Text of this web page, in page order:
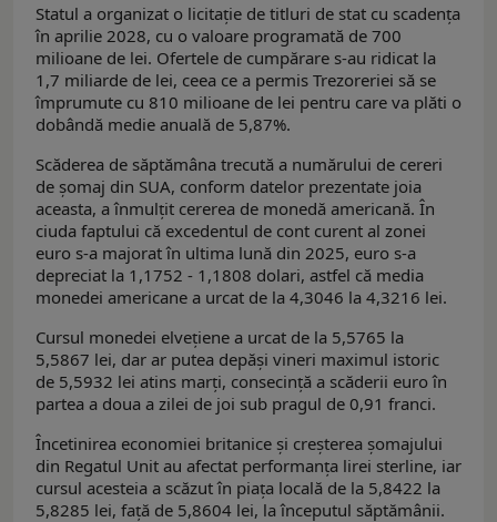
Statul a organizat o licitație de titluri de stat cu scadența
în aprilie 2028, cu o valoare programată de 700
milioane de lei. Ofertele de cumpărare s-au ridicat la
1,7 miliarde de lei, ceea ce a permis Trezoreriei să se
împrumute cu 810 milioane de lei pentru care va plăti o
dobândă medie anuală de 5,87%.
Scăderea de săptămâna trecută a numărului de cereri
de șomaj din SUA, conform datelor prezentate joia
aceasta, a înmulțit cererea de monedă americană. În
ciuda faptului că excedentul de cont curent al zonei
euro s-a majorat în ultima lună din 2025, euro s-a
depreciat la 1,1752 - 1,1808 dolari, astfel că media
monedei americane a urcat de la 4,3046 la 4,3216 lei.
Cursul monedei elvețiene a urcat de la 5,5765 la
5,5867 lei, dar ar putea depăși vineri maximul istoric
de 5,5932 lei atins marți, consecință a scăderii euro în
partea a doua a zilei de joi sub pragul de 0,91 franci.
Încetinirea economiei britanice și creșterea șomajului
din Regatul Unit au afectat performanța lirei sterline, iar
cursul acesteia a scăzut în piața locală de la 5,8422 la
5,8285 lei, față de 5,8604 lei, la începutul săptămânii.